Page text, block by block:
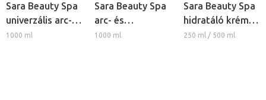
Sara Beauty Spa
univerzális arc-
és testmasszázs
1000 ml
Sara Beauty Spa
arc- és
testmasszázs
1000 ml
Sara Beauty Spa
hidratáló krém -
Lótusz és
250 ml / 500 ml